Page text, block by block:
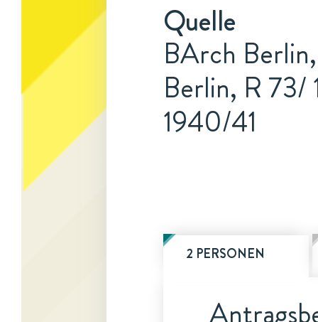
Quelle
BArch
Berlin, R
1940/41
2 PERSONEN